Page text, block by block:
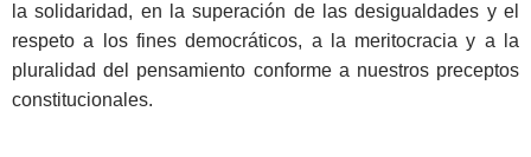
la solidaridad, en la superación de las desigualdades y el
respeto a los fines democráticos, a la meritocracia y a la
pluralidad del pensamiento conforme a nuestros preceptos
constitucionales.